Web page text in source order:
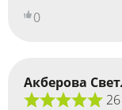
0
Акберова